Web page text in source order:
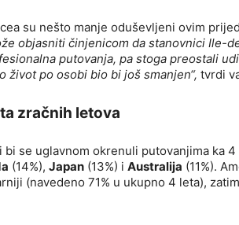
su nešto manje oduševljeni ovim
objasniti činjenicom da stanovnici Ile-
putovanja, pa stoga preostali
život po osobi bio bi još smanjen“, tvrdi
zračnih letova
bi se uglavnom okrenuli putovanjima ka
(14%), Japan (13%) i Australija (11%).
(navedeno 71% u ukupno 4 leta),